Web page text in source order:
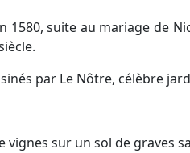
suite au mariage de
par Le Nôtre, célèbre
vignes sur un sol de graves